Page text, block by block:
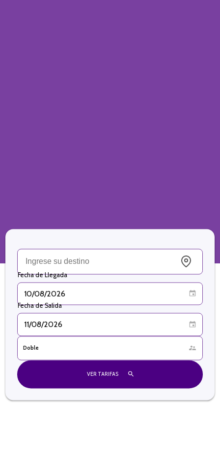
Fecha de Llegada
Fecha de Salida
Tipo de Habitación
Doble
VER TARIFAS